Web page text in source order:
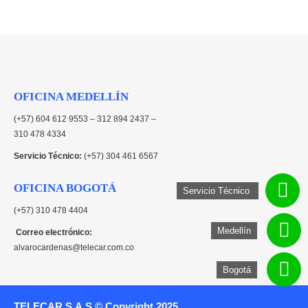
Servicio Técnico
Bogotá
Medellín
OFICINA MEDELLÍN
(+57) 604 612 9553 – 312 894 2437 –
310 478 4334
Servicio Técnico: (+57) 304 461 6567
OFICINA BOGOTÁ
(+57) 310 478 4404
Correo electrónico:
alvarocardenas@telecar.com.co